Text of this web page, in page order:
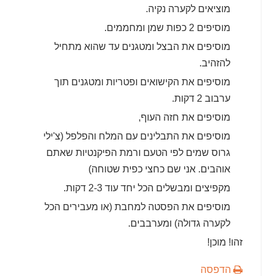
מוציאים לקערה נקיה.
מוסיפים 2 כפות שמן ומחממים.
מוסיפים את הבצל ומטגנים עד שהוא מתחיל
להזהיב.
מוסיפים את הקישואים ופטריות ומטגנים תוך
ערבוב 2 דקות.
מוסיפים את חזה העוף,
מוסיפים את התבלינים עם המלח והפלפל (צ'ילי
גרוס שמים לפי הטעם ורמת הפיקנטיות שאתם
אוהבים. אני שם כחצי כפית שטוחה)
מקפיצים ומבשלים הכל יחד עוד 2-3 דקות.
מוסיפים את הפסטה למחבת (או מעבירים הכל
לקערה גדולה) ומערבבים.
זהו! מוכן!
הדפסה